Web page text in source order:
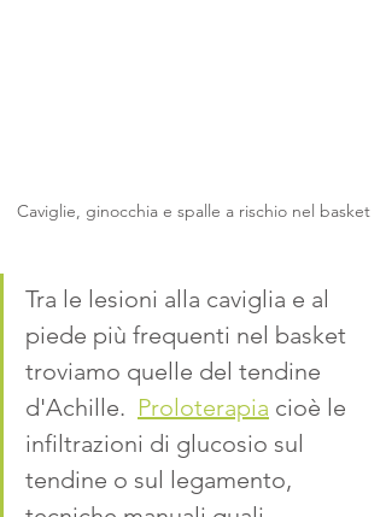
Caviglie, ginocchia e spalle a rischio nel basket
Tra le lesioni alla caviglia e al
piede più frequenti nel basket
troviamo quelle del tendine
d'Achille. Proloterapia cioè le
infiltrazioni di glucosio sul
tendine o sul legamento,